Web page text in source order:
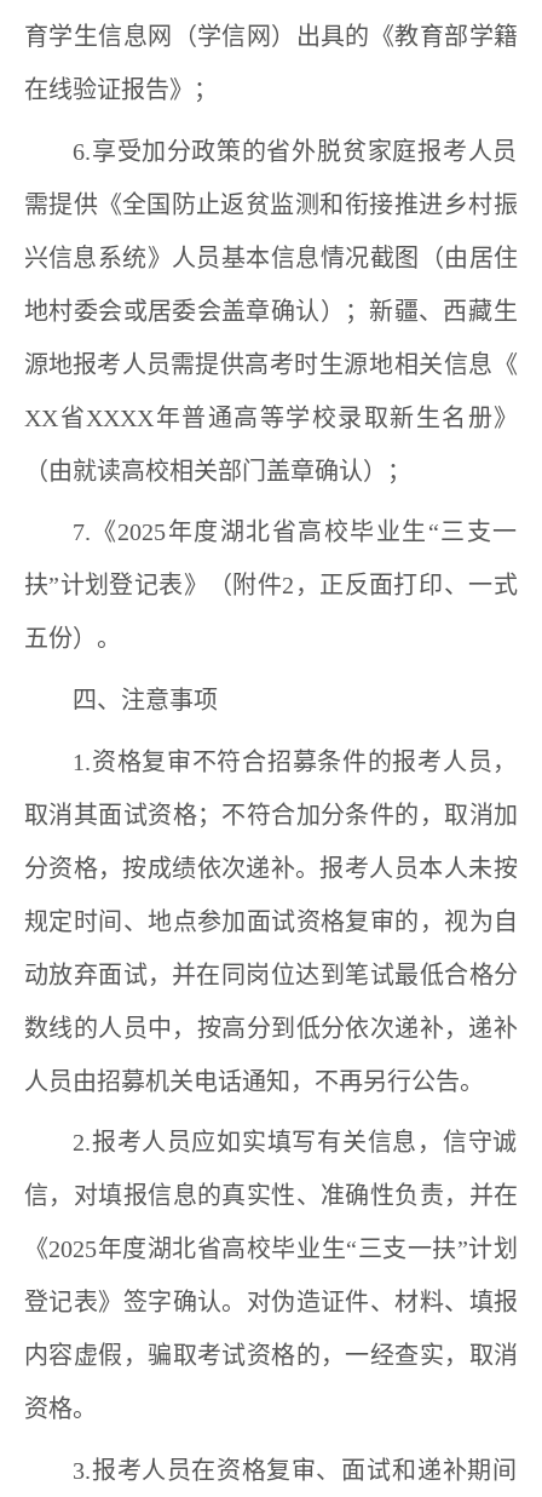
育学生信息网（学信网）出具的《教育部学籍
在线验证报告》 ；
6.享受加分政策的省外脱贫家庭报考人员
需提供《全国防止返贫监测和衔接推进乡村振
兴信息系统》 人员基本信息情况截图（由居住
地村委会或居委会盖章确认）
；新疆、 西藏生
源地报考人员需提供高考时生源地相关信息《
XX省XXXX年普通高等学校录取新生名册》
（由就读高校相关部门盖章确认）
；
7. 《2025年度湖北省高校毕业生“三支一
扶”计划登记表》（附件2 ，正反 面打印、一式
五份）。
四、注意事项
1.资格复审不符合招募条件的报考人员 ，
取消其面试资格；不符合加分条件的，取消加
分资格，按成绩依次递补。报考人员本人未按
规定时间、地点参加面试资格复审的，视为自
动放弃面试， 并在同岗位达到笔试最低合格分
数线的人员中，按高分到低分依次递补， 递补
人员由招募机关电话通知，不再另行公告。
2.报考人员应如实填写有关信息，信守诚
信，对填报信息的真实性、准确性负责，并在
《2025年度湖北省高校毕业生“三支一扶”计划
登记表》签字确认。对伪造证件、材料、填报
内容虚假，骗取考试资格的，一经查实，取消
资格。
3.报考人员在资格复审、面试和递补期间